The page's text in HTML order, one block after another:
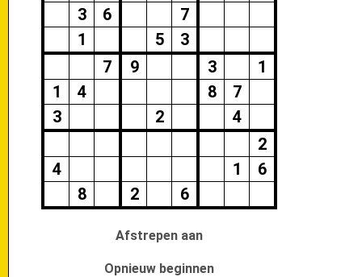
3
6
7
1
5
3
7
9 3
1
1
4 8
7
3
2
4
2
4
1
6
8
2 6
Afstrepen aan
Opnieuw beginnen